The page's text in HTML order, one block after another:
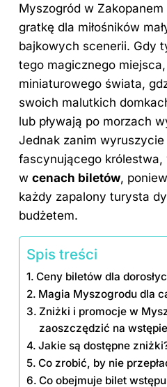
c
e
b
o
o
k
er
e
st
k
e
dI
n
t
Myszogród w
gratkę dla miłośników
bajkowych scenerii. Gdy
tego magicznego
miniaturowego świata,
swoich malutkich
lub pływają po morzach
Jednak zanim
fascynującego
w cenach biletów,
każdy zapalony turysta
budżetem.
Spis treści
Ceny biletów dla
Magia Myszogrodu dla
Zniżki i promocje w
zaoszczędzić na
Jakie są dostępne
Co zrobić, by nie
Co obejmuje bilet